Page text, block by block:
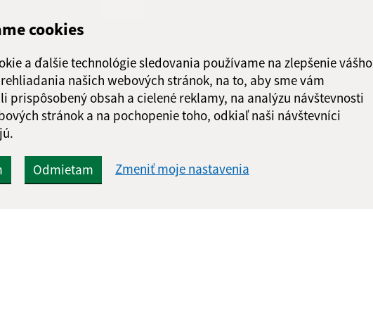
cookies
a ďalšie technológie sledovania používame na zlepšenie vášho
našich webových stránok, na to, aby sme vám
prispôsobený obsah a cielené reklamy, na analýzu návštevnosti
stránok a na pochopenie toho, odkiaľ naši návštevníci
Odmietam Zmeniť moje nastavenia
Odoslať
správu